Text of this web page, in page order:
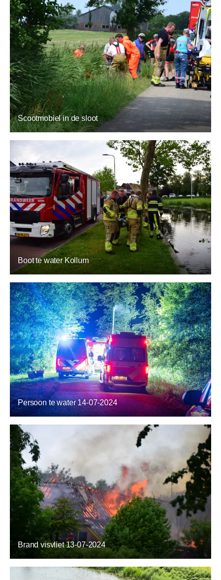
Scootmobiel in de sloot
Boot te water Kollum
Persoon te water 14-07-2024
Brand visvliet 13-07-2024